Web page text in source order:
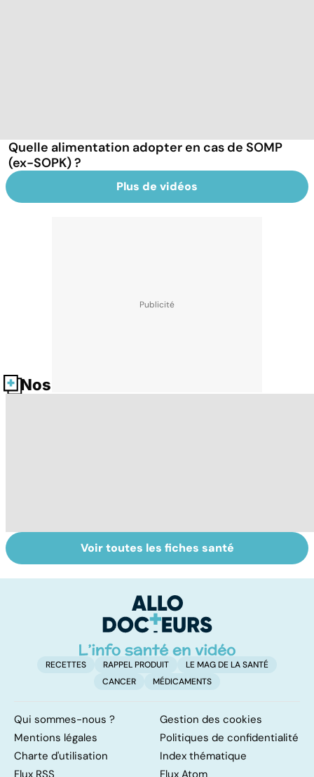
Quelle alimentation adopter en cas de SOMP
(ex-SOPK) ?
Plus de vidéos
Nos fiches santé
Tout savoir sur
les infections
Inflammation des
amygdales : que
d'angine ?
Voir toutes les fiches santé
RECETTES RAPPEL PRODUIT
LE MAG DE LA SANTÉ
CANCER
MÉDICAMENTS
Qui sommes-nous ?
Gestion des cookies
Mentions légales
Politiques de confidentialité
Charte d'utilisation
Index thématique
Flux RSS
Flux Atom